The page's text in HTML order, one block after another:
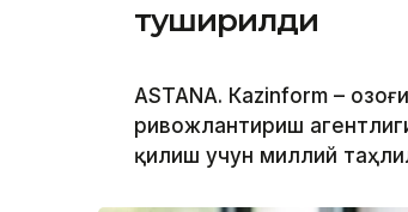
туширилди
ASTANА. Кazinform –
ривожлантириш
қилиш учун миллий